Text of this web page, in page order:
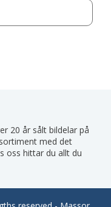
20 år sålt bildelar på
med det
oss hittar du allt du